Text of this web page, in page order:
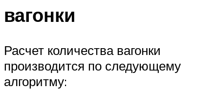
вагонки
Расчет количества вагонки
производится по следующему
алгоритму: